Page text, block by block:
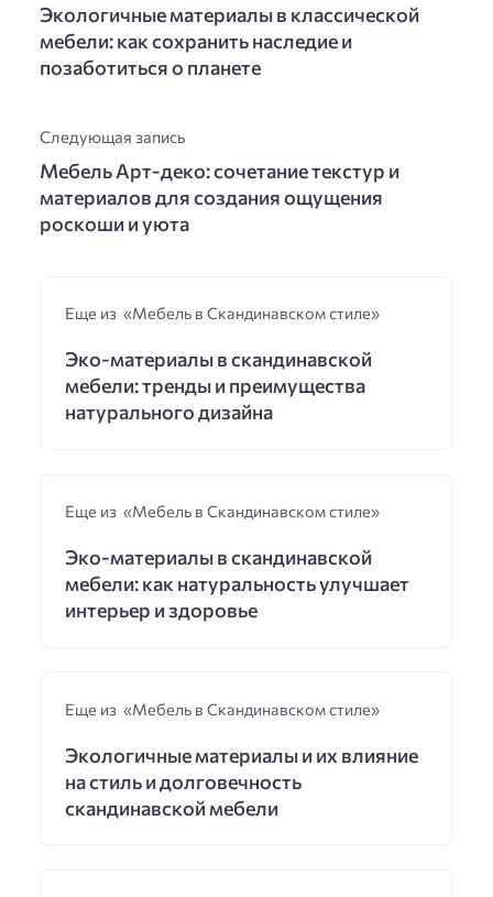
Экологичные материалы в классической
мебели: как сохранить наследие и
позаботиться о планете
Следующая запись
Мебель Арт-деко: сочетание текстур и
материалов для создания ощущения
роскоши и уюта
Еще из «Мебель в Скандинавском стиле»
Эко-материалы в скандинавской
мебели: тренды и преимущества
натурального дизайна
Еще из «Мебель в Скандинавском стиле»
Эко-материалы в скандинавской
мебели: как натуральность улучшает
интерьер и здоровье
Еще из «Мебель в Скандинавском стиле»
Экологичные материалы и их влияние
на стиль и долговечность
скандинавской мебели